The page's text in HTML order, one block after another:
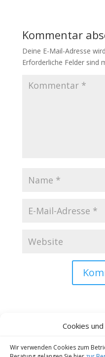
Cookies
Wir verwenden Cookies zum
Kommentar
Deine E-Mail-Adresse
Erforderliche Felder sind